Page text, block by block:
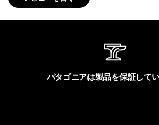
パタゴニアは製品を保証してい